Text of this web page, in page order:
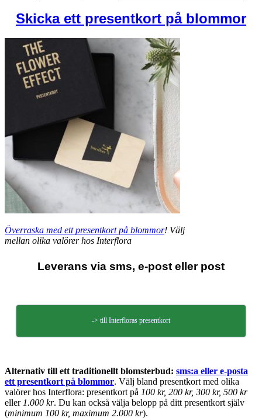
Skicka ett presentkort på blommor
Överraska med ett presentkort på blommor! Välj
mellan olika valörer hos Interflora
Leverans via sms, e-post eller post
-> till Interfloras presentkort
Alternativ till ett traditionellt blomsterbud: sms:a eller e-posta
ett presentkort på blommor. Välj bland presentkort med olika
valörer hos Interflora: presentkort på 100 kr, 200 kr, 300 kr, 500 kr
eller 1.000 kr. Du kan också välja belopp på ditt presentkort själv
(minimum 100 kr, maximum 2.000 kr).